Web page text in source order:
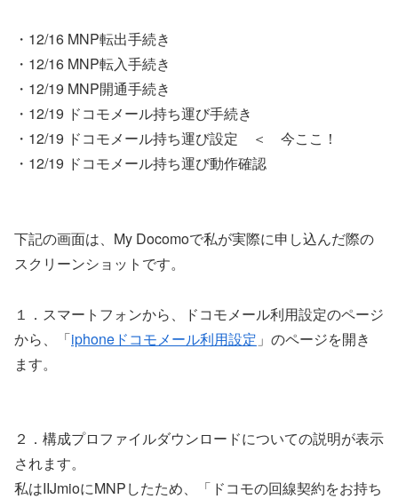
・12/16 MNP転出手続き
・12/16 MNP転入手続き
・12/19 MNP開通手続き
・12/19 ドコモメール持ち運び手続き
・12/19 ドコモメール持ち運び設定 ＜ 今ここ！
・12/19 ドコモメール持ち運び動作確認
下記の画面は、My Docomoで私が実際に申し込んだ際の
スクリーンショットです。
１．スマートフォンから、ドコモメール利用設定のページ
から、「iphoneドコモメール利用設定 」のページを開き
ます。
２．構成プロファイルダウンロードについての説明が表示
されます。
私はIIJmioにMNPしたため、「ドコモの回線契約をお持ち